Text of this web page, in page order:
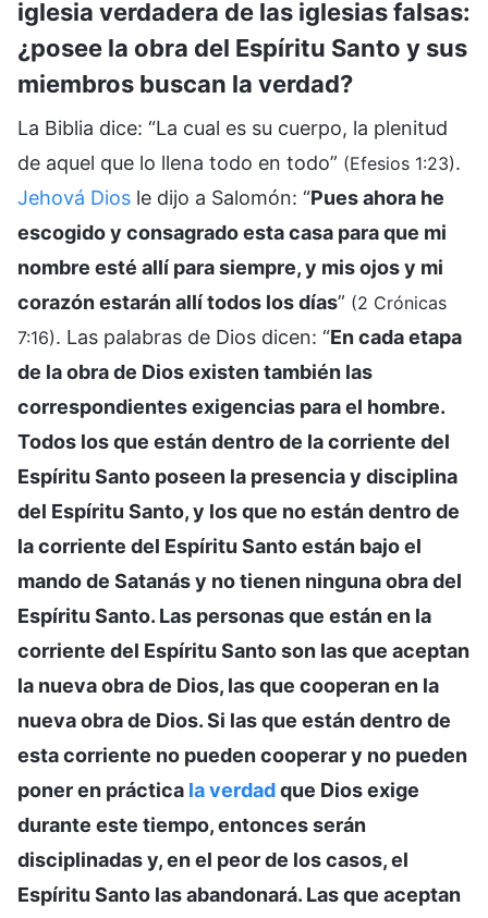
iglesia verdadera de las iglesias falsas:
¿posee la obra del Espíritu Santo y sus
miembros buscan la verdad?
La Biblia dice: “La cual es su cuerpo, la plenitud
de aquel que lo llena todo en todo” (Efesios 1:23).
Jehová Dios le dijo a Salomón: “Pues ahora he
escogido y consagrado esta casa para que mi
nombre esté allí para siempre, y mis ojos y mi
corazón estarán allí todos los días” (2 Crónicas
7:16). Las palabras de Dios dicen: “En cada etapa
de la obra de Dios existen también las
correspondientes exigencias para el hombre.
Todos los que están dentro de la corriente del
Espíritu Santo poseen la presencia y disciplina
del Espíritu Santo, y los que no están dentro de
la corriente del Espíritu Santo están bajo el
mando de Satanás y no tienen ninguna obra del
Espíritu Santo. Las personas que están en la
corriente del Espíritu Santo son las que aceptan
la nueva obra de Dios, las que cooperan en la
nueva obra de Dios. Si las que están dentro de
esta corriente no pueden cooperar y no pueden
poner en práctica la verdadque Dios exige
durante este tiempo, entonces serán
disciplinadas y, en el peor de los casos, el
Espíritu Santo las abandonará. Las que aceptan